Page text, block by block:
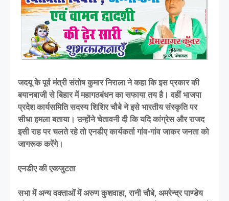
जदयू के पूर्व मंत्री संतोष कुमार निराला ने कहा कि इस प्रकार की
बयानबाजी से बिहार में महागठबंधन का सफाया तय है। वहीं भाजपा
प्रदेश कार्यसमिति सदस्य शिशिर चौबे ने इसे भारतीय संस्कृति पर
सीधा हमला बताया। उन्होंने चेतावनी दी कि यदि कांग्रेस और राजद
इसी राह पर चलते रहे तो एनडीए कार्यकर्ता गांव-गांव जाकर जनता को
जागरूक करेंगे।
एनडीए की एकजुटता
सभा में अन्य वक्ताओं में अरुण कुशवाहा, रानी चौबे, अमरेन्द्र पाण्डेय